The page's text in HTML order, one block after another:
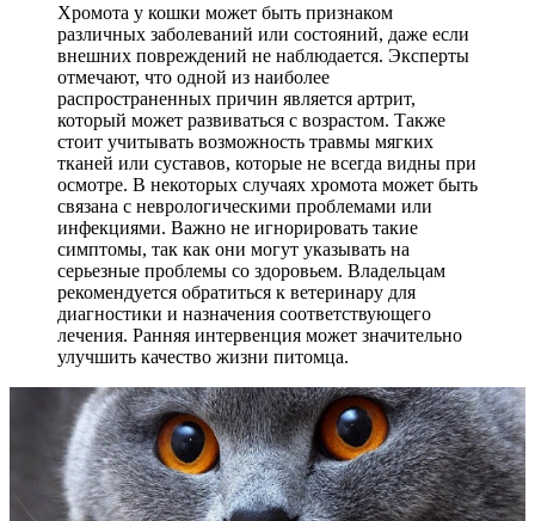
Хромота у кошки может быть признаком
различных заболеваний или состояний, даже если
внешних повреждений не наблюдается. Эксперты
отмечают, что одной из наиболее
распространенных причин является артрит,
который может развиваться с возрастом. Также
стоит учитывать возможность травмы мягких
тканей или суставов, которые не всегда видны при
осмотре. В некоторых случаях хромота может быть
связана с неврологическими проблемами или
инфекциями. Важно не игнорировать такие
симптомы, так как они могут указывать на
серьезные проблемы со здоровьем. Владельцам
рекомендуется обратиться к ветеринару для
диагностики и назначения соответствующего
лечения. Ранняя интервенция может значительно
улучшить качество жизни питомца.